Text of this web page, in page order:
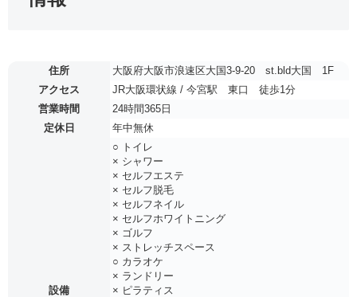
住所
大阪府大阪市浪速区大国3-9-20 st.bld大国 1F
アクセス
JR大阪環状線 / 今宮駅 東口 徒歩1分
営業時間
24時間365日
定休日
年中無休
設備
○ トイレ
× シャワー
× セルフエステ
× セルフ脱毛
× セルフネイル
× セルフホワイトニング
× ゴルフ
× ストレッチスペース
○ カラオケ
× ランドリー
× ピラティス